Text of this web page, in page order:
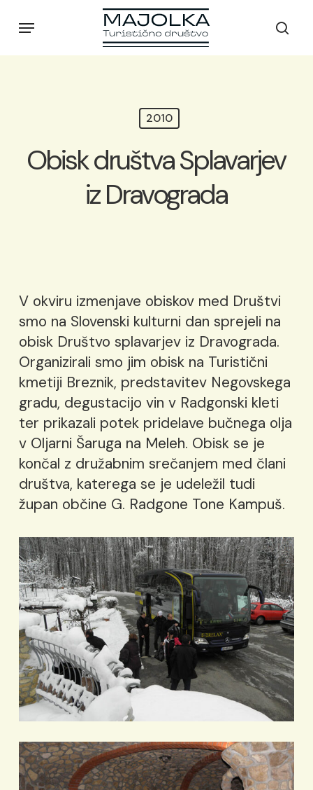
Menu
2010
Obisk društva Splavarjev
iz Dravograda
V okviru izmenjave obiskov med Društvi
smo na Slovenski kulturni dan sprejeli na
obisk Društvo splavarjev iz Dravograda.
Organizirali smo jim obisk na Turistični
kmetiji Breznik, predstavitev Negovskega
gradu, degustacijo vin v Radgonski kleti
ter prikazali potek pridelave bučnega olja
v Oljarni Šaruga na Meleh. Obisk se je
končal z družabnim srečanjem med člani
društva, katerega se je udeležil tudi
župan občine G. Radgone Tone Kampuš.